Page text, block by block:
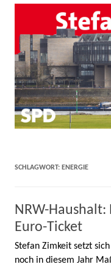
SCHLAGWORT: ENERGIE
NRW-
Euro-Ticket
Stefan Zimkeit setzt
noch in diesem Jahr